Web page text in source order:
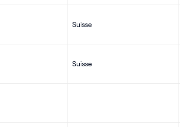
Suisse
Suisse